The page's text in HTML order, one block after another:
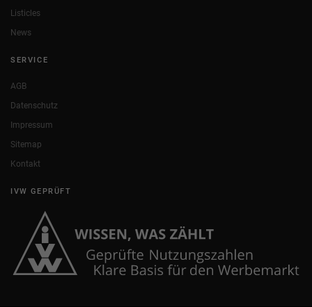
Listicles
News
SERVICE
AGB
Datenschutz
Impressum
Sitemap
Kontakt
IVW GEPRÜFT